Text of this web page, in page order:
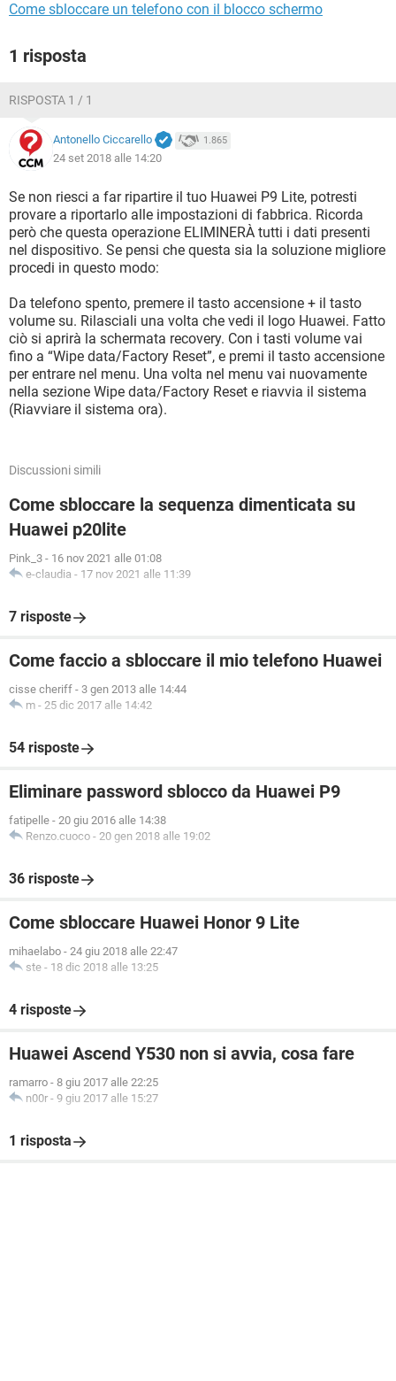
Come sbloccare un telefono con il blocco schermo
1 risposta
RISPOSTA 1 / 1
Antonello Ciccarello 1.865
24 set 2018 alle 14:20
Se non riesci a far ripartire il tuo Huawei P9 Lite, potresti
provare a riportarlo alle impostazioni di fabbrica. Ricorda
però che questa operazione ELIMINERÀ tutti i dati presenti
nel dispositivo. Se pensi che questa sia la soluzione migliore
procedi in questo modo:
Da telefono spento, premere il tasto accensione + il tasto
volume su. Rilasciali una volta che vedi il logo Huawei. Fatto
ciò si aprirà la schermata recovery. Con i tasti volume vai
fino a “Wipe data/Factory Reset”, e premi il tasto accensione
per entrare nel menu. Una volta nel menu vai nuovamente
nella sezione Wipe data/Factory Reset e riavvia il sistema
(Riavviare il sistema ora).
Discussioni simili
Come sbloccare la sequenza dimenticata su
Huawei p20lite
Pink_3 - 16 nov 2021 alle 01:08
e-claudia - 17 nov 2021 alle 11:39
7 risposte
Come faccio a sbloccare il mio telefono Huawei
cisse cheriff - 3 gen 2013 alle 14:44
m - 25 dic 2017 alle 14:42
54 risposte
Eliminare password sblocco da Huawei P9
fatipelle - 20 giu 2016 alle 14:38
Renzo.cuoco - 20 gen 2018 alle 19:02
36 risposte
Come sbloccare Huawei Honor 9 Lite
mihaelabo - 24 giu 2018 alle 22:47
ste - 18 dic 2018 alle 13:25
4 risposte
Huawei Ascend Y530 non si avvia, cosa fare
ramarro - 8 giu 2017 alle 22:25
n00r - 9 giu 2017 alle 15:27
1 risposta